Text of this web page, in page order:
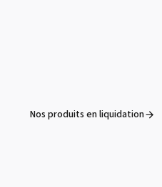
Nos produits en liquidation